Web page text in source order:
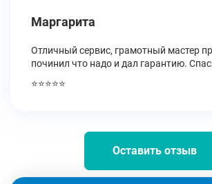
Маргарита
Отличный сервис, грамотный мастер
починил что надо и дал гарантию.
⭐⭐⭐⭐⭐
Оставить отзыв